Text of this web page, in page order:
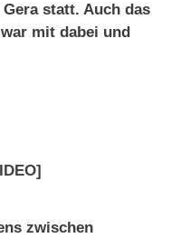
statt. Auch das
mit dabei und
zwischen